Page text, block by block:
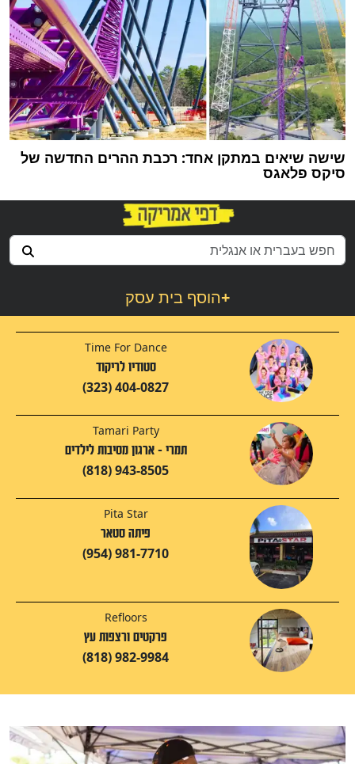
שישה שיאים במתקן אחד: רכבת ההרים החדשה של
סיקס פלאגס
הוסף בית עסק+
Time For Dance
סטודיו לריקוד
(323) 404-0827
Tamari Party
תמרי - ארגון מסיבות לילדים
(818) 943-8505
Pita Star
פיתה סטאר
(954) 981-7710
Refloors
פרקטים ורצפות עץ
(818) 982-9984